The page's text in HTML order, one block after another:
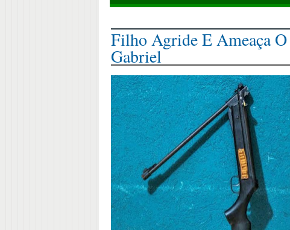
Filho Agride E Ameaça
Gabriel